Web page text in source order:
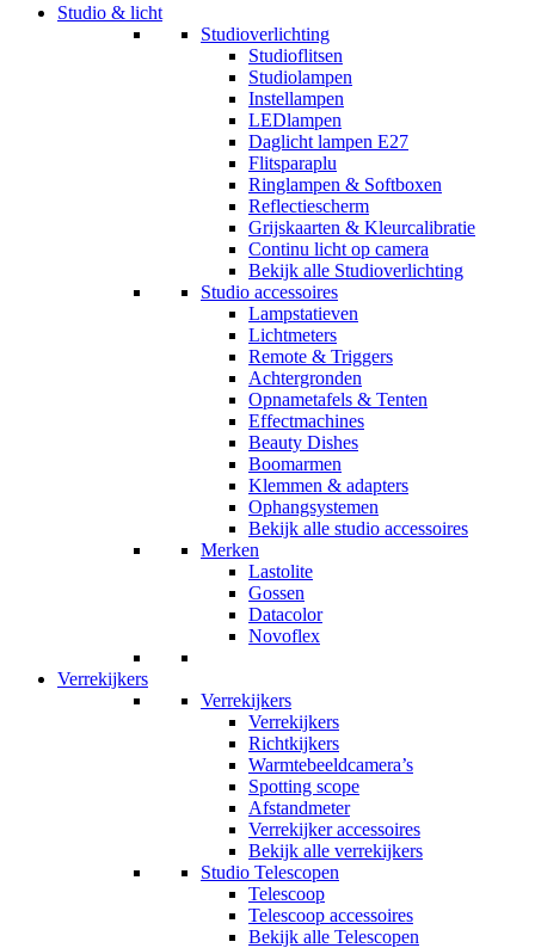
Studio & licht
Studioverlichting
Studioflitsen
Studiolampen
Instellampen
LEDlampen
Daglicht lampen E27
Flitsparaplu
Ringlampen & Softboxen
Reflectiescherm
Grijskaarten & Kleurcalibratie
Continu licht op camera
Bekijk alle Studioverlichting
Studio accessoires
Lampstatieven
Lichtmeters
Remote & Triggers
Achtergronden
Opnametafels & Tenten
Effectmachines
Beauty Dishes
Boomarmen
Klemmen & adapters
Ophangsystemen
Bekijk alle studio accessoires
Merken
Lastolite
Gossen
Datacolor
Novoflex
Verrekijkers
Verrekijkers
Verrekijkers
Richtkijkers
Warmtebeeldcamera’s
Spotting scope
Afstandmeter
Verrekijker accessoires
Bekijk alle verrekijkers
Studio Telescopen
Telescoop
Telescoop accessoires
Bekijk alle Telescopen